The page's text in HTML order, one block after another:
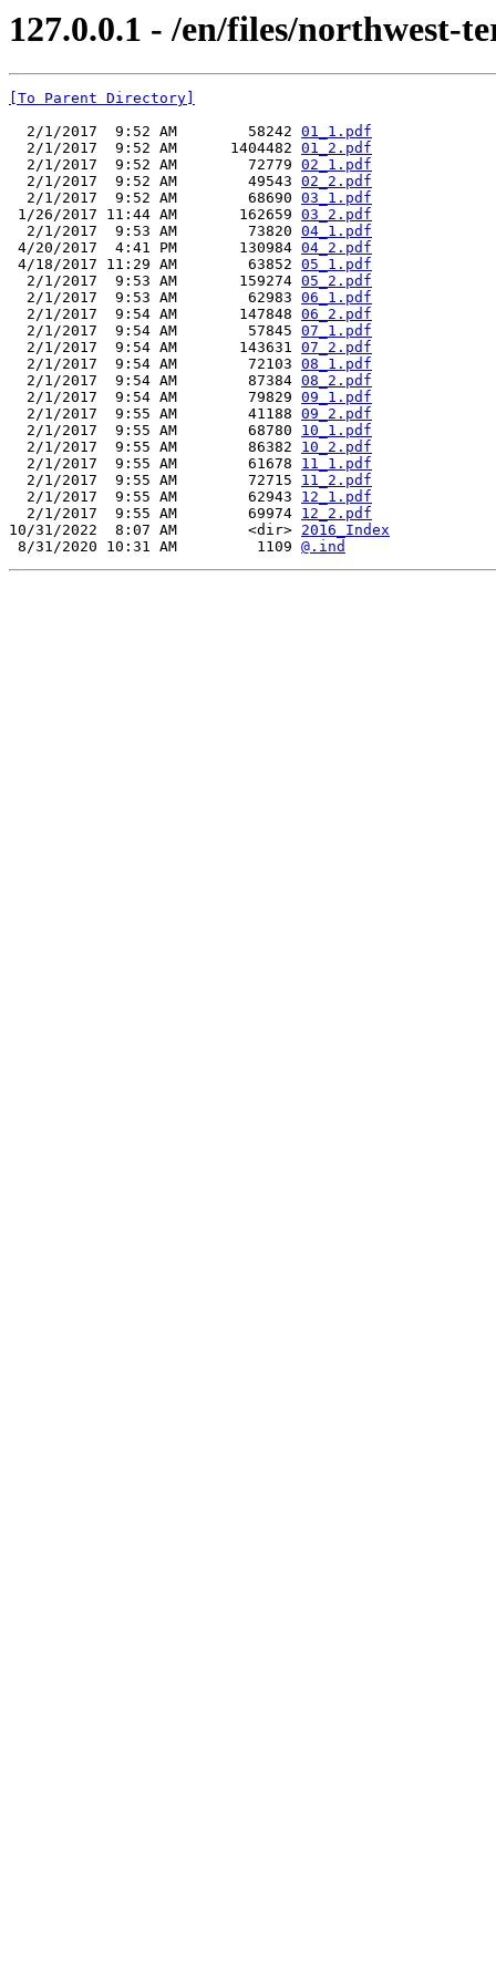
127.0.0.1 - /en/files/northwest-
[To Parent Directory]
  2/1/2017  9:52 AM        58242
01_1.pdf
  2/1/2017  9:52 AM      1404482
01_2.pdf
  2/1/2017  9:52 AM        72779
02_1.pdf
  2/1/2017  9:52 AM        49543
02_2.pdf
  2/1/2017  9:52 AM        68690
03_1.pdf
1/26/2017 11:44 AM       162659 03_2.pdf
  2/1/2017  9:53 AM        73820
04_1.pdf
4/20/2017  4:41 PM       130984 04_2.pdf
4/18/2017 11:29 AM        63852 05_1.pdf
  2/1/2017  9:53 AM       159274
05_2.pdf
  2/1/2017  9:53 AM        62983
06_1.pdf
  2/1/2017  9:54 AM       147848
06_2.pdf
  2/1/2017  9:54 AM        57845
07_1.pdf
  2/1/2017  9:54 AM       143631
07_2.pdf
  2/1/2017  9:54 AM        72103
08_1.pdf
  2/1/2017  9:54 AM        87384
08_2.pdf
  2/1/2017  9:54 AM        79829
09_1.pdf
  2/1/2017  9:55 AM        41188
09_2.pdf
  2/1/2017  9:55 AM        68780
10_1.pdf
  2/1/2017  9:55 AM        86382
10_2.pdf
  2/1/2017  9:55 AM        61678
11_1.pdf
  2/1/2017  9:55 AM        72715
11_2.pdf
  2/1/2017  9:55 AM        62943
12_1.pdf
  2/1/2017  9:55 AM        69974
12_2.pdf
10/31/2022  8:07 AM        <dir> 2016_Index
8/31/2020 10:31 AM         1109 @.ind